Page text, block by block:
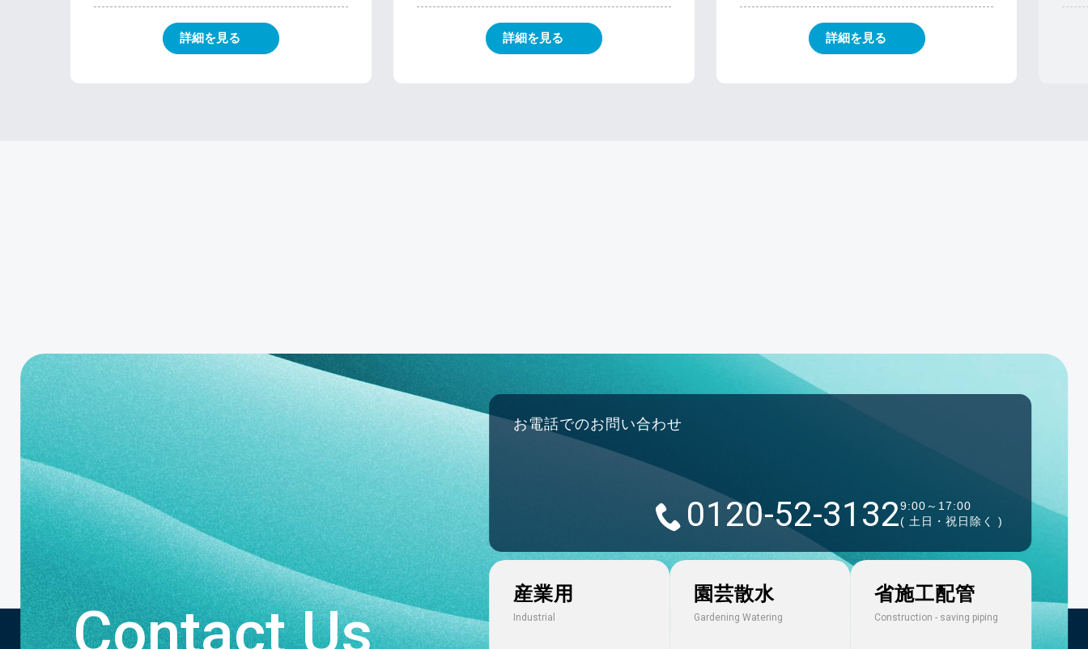
Contact Us
お電話でのお問い合わせ
0120-52-31329:00～17:00
( 土日・祝日除く )
産業用
Industrial
園芸散水
Gardening Watering
省施工配管
Construction - saving piping